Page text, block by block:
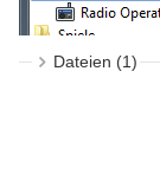
Dateien (1)